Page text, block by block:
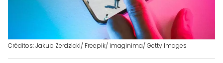
Créditos: Jakub Zerdzicki/ Freepik/ imaginima/ Getty Images